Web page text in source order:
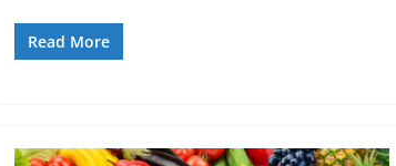
Read More